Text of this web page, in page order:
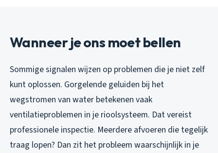
Wanneer je ons moet bellen
Sommige signalen wijzen op problemen die je niet zelf
kunt oplossen. Gorgelende geluiden bij het
wegstromen van water betekenen vaak
ventilatieproblemen in je rioolsysteem. Dat vereist
professionele inspectie. Meerdere afvoeren die tegelijk
traag lopen? Dan zit het probleem waarschijnlijk in je